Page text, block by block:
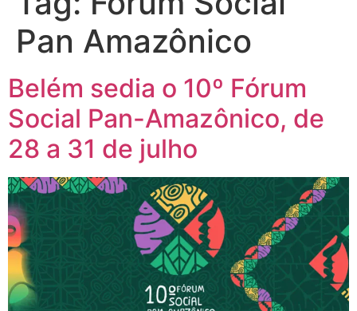
Pan Amazônico
Belém sedia o 10º Fórum
Social Pan-Amazônico, de
28 a 31 de julho